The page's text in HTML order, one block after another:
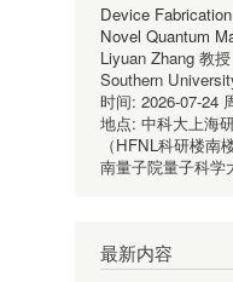
Device
Novel Quantum
Liyuan Zhang 教授
Southern
时间: 2026-07-24
地点: 中科大上海
（HFNL科研楼南
南量子院量子科学
最新内容